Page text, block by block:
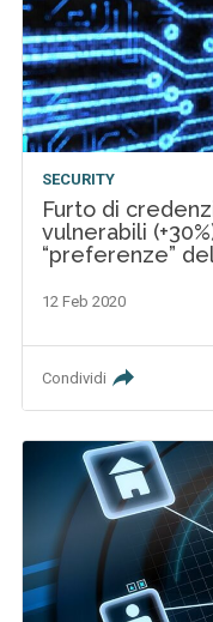
SECURITY
Furto di
vulnerabili
“preferenze”
12 Feb 2020
Condividi